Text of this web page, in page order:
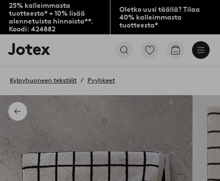
25% kalleimmasta
tuotteesta* + 10% lisää
alennetuista hinnoista**.
Koodi: 424882
Oletko uusi täällä? Tilaa
40% kalleimmasta
tuotteesta*
Jotex-
logo
aloitussivulle
Siirry
Siirry
Takaisin
Kylpyhuoneen tekstiilit Pyyhkeet